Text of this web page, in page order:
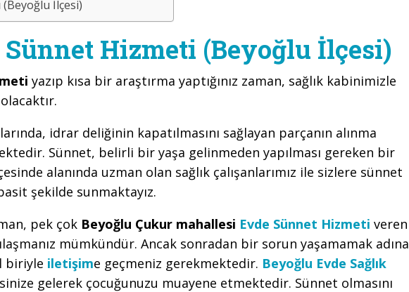
İlçesi)
Hizmeti (Beyoğlu İlçesi)
yazıp kısa bir araştırma yaptığınız zaman, sağlık kabinimizle
idrar deliğinin kapatılmasını sağlayan parçanın alınma
Sünnet, belirli bir yaşa gelinmeden yapılması gereken bir
alanında uzman olan sağlık çalışanlarımız ile sizlere sünnet
şekilde sunmaktayız.
pek çok Beyoğlu Çukur mahallesi Evde Sünnet Hizmeti veren
mümkündür. Ancak sonradan bir sorun yaşamamak adına
biriyle iletişime geçmeniz gerekmektedir. Beyoğlu Evde Sağlık
gelerek çocuğunuzu muayene etmektedir. Sünnet olmasını